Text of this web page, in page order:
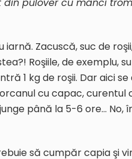
Zacuscă, suc de
Roşiile, de exemplu,
1 kg de roşii. Dar aici
cu capac, curentul
până la 5-6 ore…
să cumpăr capia şi